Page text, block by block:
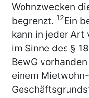
Wohnzwecken
begrenzt. 12Ein
kann in jeder Art
im Sinne des §
BewG
einem